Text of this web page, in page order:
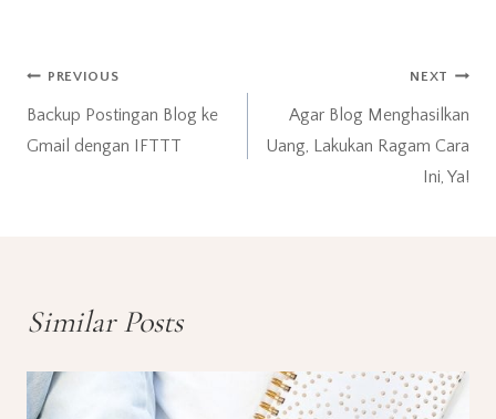
Post
navigation
PREVIOUS
Backup Postingan Blog ke
Gmail dengan IFTTT
NEXT
Agar Blog Menghasilkan
Uang, Lakukan Ragam Cara
Ini, Ya!
Similar Posts